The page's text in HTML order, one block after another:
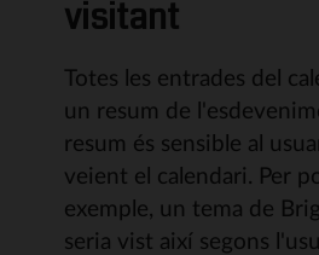
visitant
Totes les entrades del
un resum de
resum és sensible al
veient el calendari. Per
exemple, un tema de
seria vist així segons